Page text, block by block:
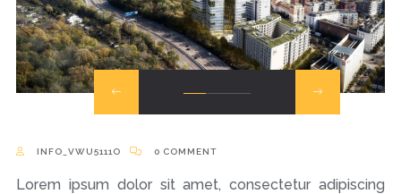
INFO_VWU5111O 0 COMMENT
Lorem ipsum dolor sit amet, consectetur adipiscing